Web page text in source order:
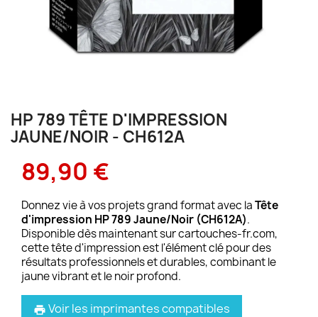
HP 789 TÊTE D'IMPRESSION
JAUNE/NOIR - CH612A
89,90 €
Donnez vie à vos projets grand format avec laTête
d'impression HP 789 Jaune/Noir (CH612A).
Disponible dès maintenant sur cartouches-fr.com,
cette tête d'impression est l'élément clé pour des
résultats professionnels et durables, combinant le
jaune vibrant et le noir profond.
print Voir les imprimantes compatibles